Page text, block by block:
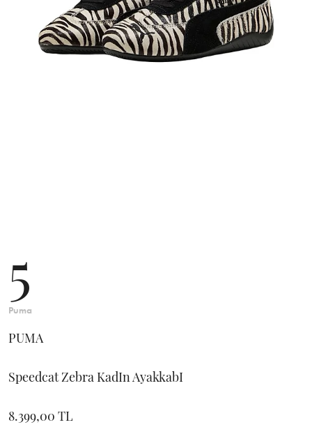
5
Puma
PUMA
Speedcat Zebra KadIn AyakkabI
8.399,00 TL